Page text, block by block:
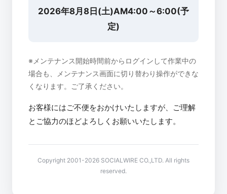
2026年8月8日(土)AM4:00～6:00(予
定)
※メンテナンス開始時間前からログインして作業中の
場合も、メンテナンス画面に切り替わり操作ができな
くなります。ご了承ください。
お客様にはご不便をおかけいたしますが、ご理解
とご協力のほどよろしくお願いいたします。
Copyright 2001-2026 SOCIALWIRE CO.,LTD. All rights
reserved.